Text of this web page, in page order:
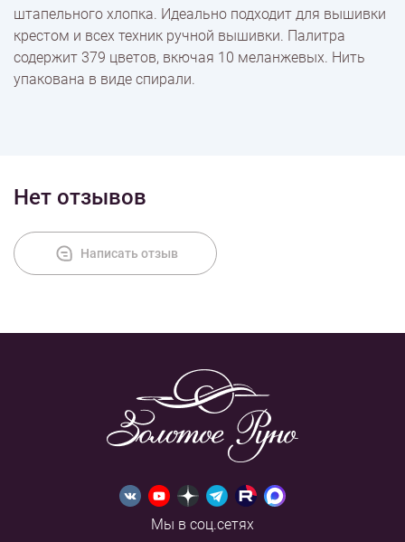
Доставка
Оплата
штапельного хлопка. Идеально подходит для вышивки
крестом и всех техник ручной вышивки. Палитра
содержит 379 цветов, вкючая 10 меланжевых. Нить
упакована в виде спирали.
Нет отзывов
Написать отзыв
Мы в соц.сетях